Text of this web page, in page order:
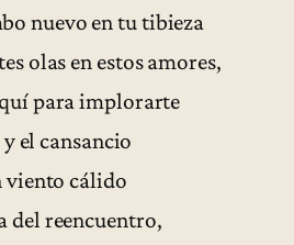
nuevo en tu tibieza
olas en estos amores,
para implorarte
el cansancio
viento cálido
del reencuentro,